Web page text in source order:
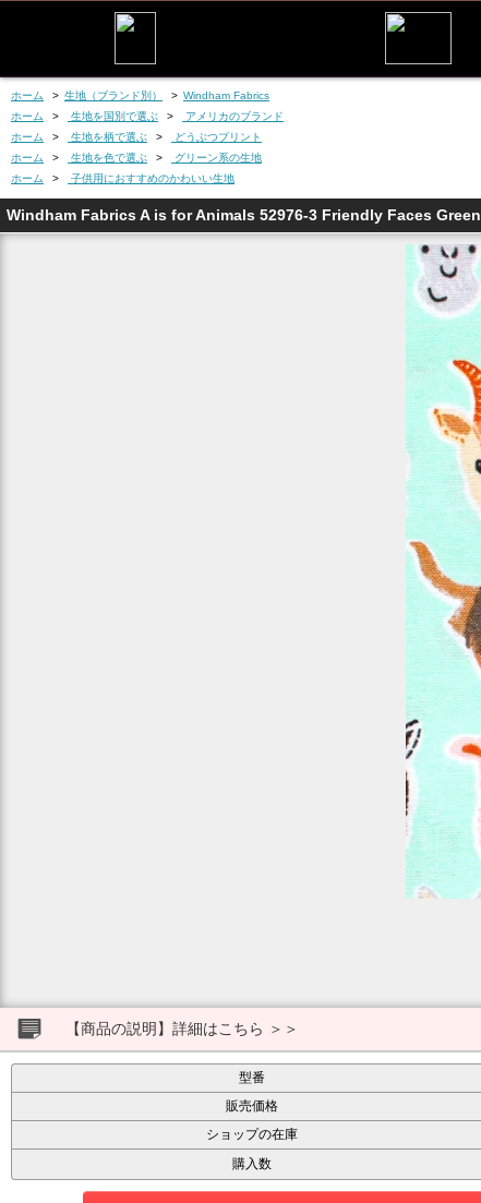
ホーム > 生地（ブランド別） > Windham Fabrics
ホーム
> 生地を国別で選ぶ >
アメリカのブランド
ホーム
> 生地を柄で選ぶ >
どうぶつプリント
ホーム
> 生地を色で選ぶ >
グリーン系の生地
ホーム
> 子供用におすすめのかわいい生地
Windham Fabrics A is for Animals 52976-3 Friendly Faces Green
【商品の説明】詳細はこちら ＞＞
型番
販売価格
ショップの在庫
購入数